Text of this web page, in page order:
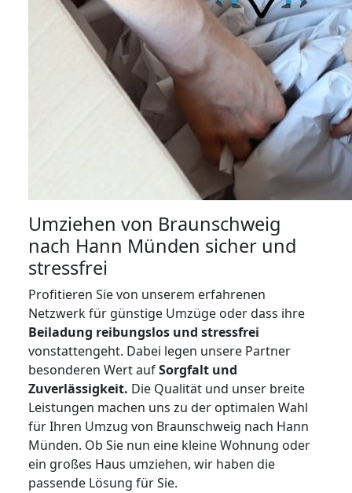
Umziehen von Braunschweig
nach Hann Münden sicher und
stressfrei
Profitieren Sie von unserem erfahrenen
Netzwerk für günstige Umzüge oder dass ihre
Beiladung reibungslos und stressfrei
vonstattengeht. Dabei legen unsere Partner
besonderen Wert aufSorgfalt und
Zuverlässigkeit. Die Qualität und unser breite
Leistungen machen uns zu der optimalen Wahl
für Ihren Umzug von Braunschweig nach Hann
Münden. Ob Sie nun eine kleine Wohnung oder
ein großes Haus umziehen, wir haben die
passende Lösung für Sie.